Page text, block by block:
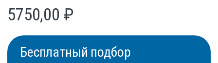
5750,00 ₽
Бесплатный подбор